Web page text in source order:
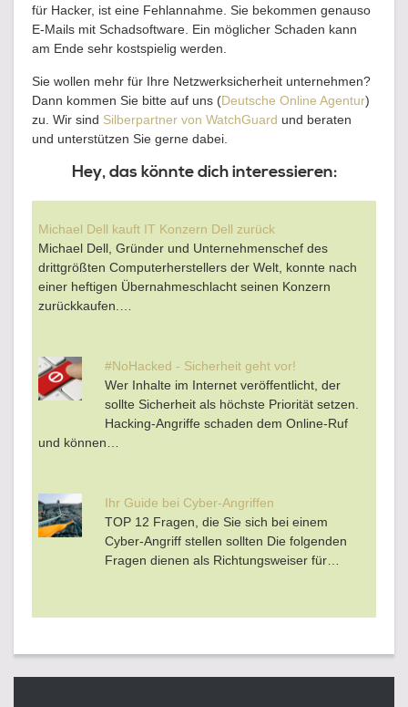
für Hacker, ist eine Fehlannahme. Sie bekommen genauso
E-Mails mit Schadsoftware. Ein möglicher Schaden kann
am Ende sehr kostspielig werden.
Sie wollen mehr für Ihre Netzwerksicherheit unternehmen?
Dann kommen Sie bitte auf uns (Deutsche Online Agentur)
zu. Wir sind Silberpartner von WatchGuard und beraten
und unterstützen Sie gerne dabei.
Hey, das könnte dich interessieren:
Michael Dell kauft IT Konzern Dell zurück
Michael Dell, Gründer und Unternehmenschef des
drittgrößten Computerherstellers der Welt, konnte nach
einer heftigen Übernahmeschlacht seinen Konzern
zurückkaufen.…
#NoHacked - Sicherheit geht vor!
Wer Inhalte im Internet veröffentlicht, der
sollte Sicherheit als höchste Priorität setzen.
Hacking-Angriffe schaden dem Online-Ruf
und können…
Ihr Guide bei Cyber-Angriffen
TOP 12 Fragen, die Sie sich bei einem
Cyber-Angriff stellen sollten Die folgenden
Fragen dienen als Richtungsweiser für…